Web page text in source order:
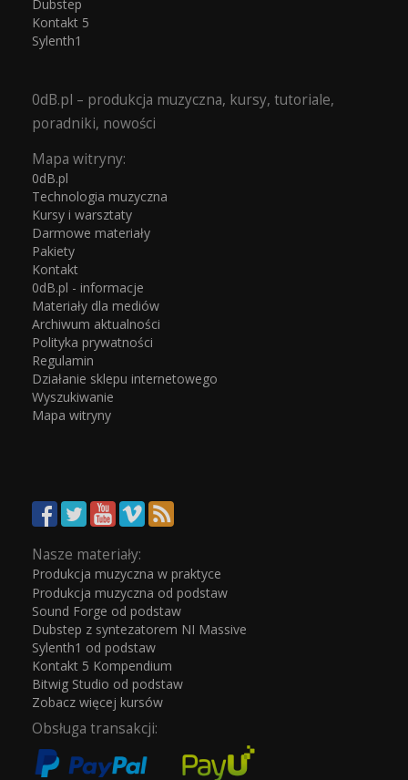
Dubstep
Kontakt 5
Sylenth1
0dB.pl – produkcja muzyczna, kursy, tutoriale,
poradniki, nowości
Mapa witryny:
0dB.pl
Technologia muzyczna
Kursy i warsztaty
Darmowe materiały
Pakiety
Kontakt
0dB.pl - informacje
Materiały dla mediów
Archiwum aktualności
Polityka prywatności
Regulamin
Działanie sklepu internetowego
Wyszukiwanie
Mapa witryny
Nasze materiały:
Produkcja muzyczna w praktyce
Produkcja muzyczna od podstaw
Sound Forge od podstaw
Dubstep z syntezatorem NI Massive
Sylenth1 od podstaw
Kontakt 5 Kompendium
Bitwig Studio od podstaw
Zobacz więcej kursów
Obsługa transakcji: